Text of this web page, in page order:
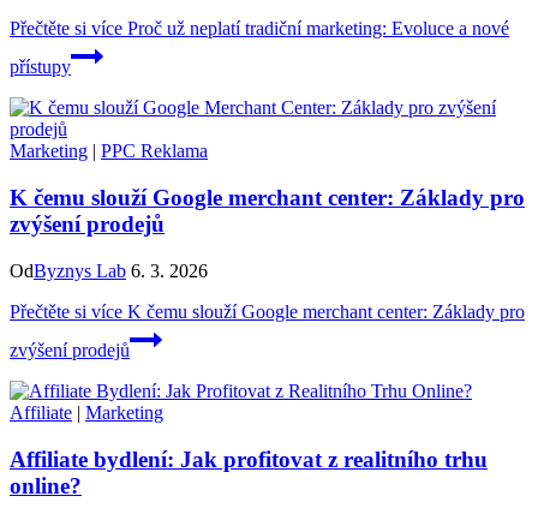
Přečtěte si více Proč už neplatí tradiční marketing: Evoluce a nové
přístupy
Marketing | PPC Reklama
K čemu slouží Google merchant center: Základy pro
zvýšení prodejů
OdByznys Lab 6. 3. 2026
Přečtěte si více K čemu slouží Google merchant center: Základy pro
zvýšení prodejů
Affiliate | Marketing
Affiliate bydlení: Jak profitovat z realitního trhu
online?